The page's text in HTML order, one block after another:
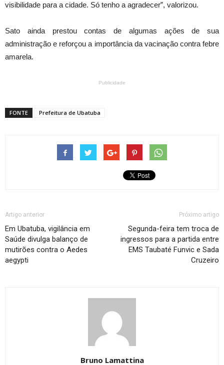
visibilidade para a cidade. Só tenho a agradecer”, valorizou.
Sato ainda prestou contas de algumas ações de sua
administração e reforçou a importância da vacinação contra febre
amarela.
Publicidade
FONTE Prefeitura de Ubatuba
Artigo anterior
Em Ubatuba, vigilância em
Saúde divulga balanço de
mutirões contra o Aedes
aegypti
Próximo artigo
Segunda-feira tem troca de
ingressos para a partida entre
EMS Taubaté Funvic e Sada
Cruzeiro
Bruno Lamattina